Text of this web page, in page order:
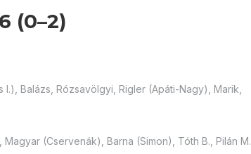
(0–2)
Balázs, Rózsavölgyi, Rigler (Apáti-Nagy), Marik,
(Cservenák), Barna (Simon), Tóth B., Pilán M.,